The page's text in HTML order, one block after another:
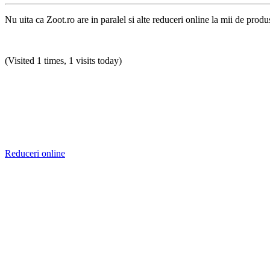
Nu uita ca Zoot.ro are in paralel si alte reduceri online la mii de
(Visited 1 times, 1 visits today)
Reduceri online